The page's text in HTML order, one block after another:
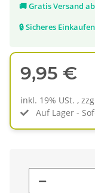
🚚Gratis Versand
🔒Sicheres Einkaufen
9,95 €
inkl. 19% USt. ,
Auf Lager -